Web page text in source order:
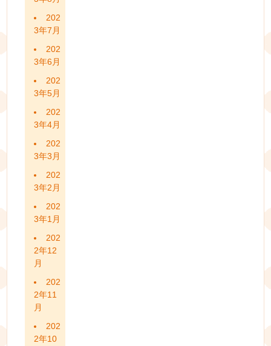
202
3年7月
202
3年6月
202
3年5月
202
3年4月
202
3年3月
202
3年2月
202
3年1月
202
2年12
月
202
2年11
月
202
2年10